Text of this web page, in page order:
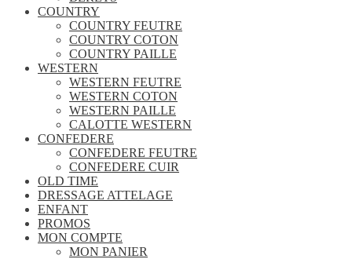
COUNTRY
COUNTRY FEUTRE
COUNTRY COTON
COUNTRY PAILLE
WESTERN
WESTERN FEUTRE
WESTERN COTON
WESTERN PAILLE
CALOTTE WESTERN
CONFEDERE
CONFEDERE FEUTRE
CONFEDERE CUIR
OLD TIME
DRESSAGE ATTELAGE
ENFANT
PROMOS
MON COMPTE
MON PANIER